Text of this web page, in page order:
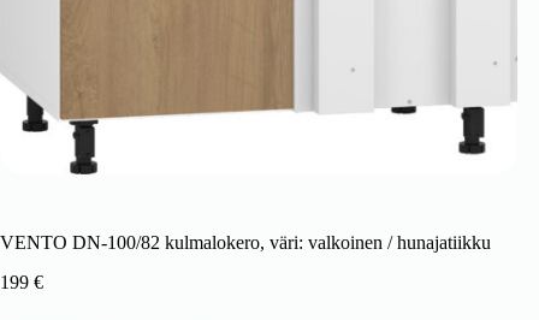
VENTO DN-100/82 kulmalokero, väri: valkoinen / hunajatiikku
199 €